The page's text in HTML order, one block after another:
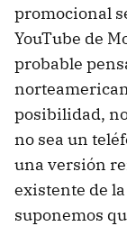
promocional
YouTube de
probable
posibilidad,
no sea un
una versión
existente de
suponemos